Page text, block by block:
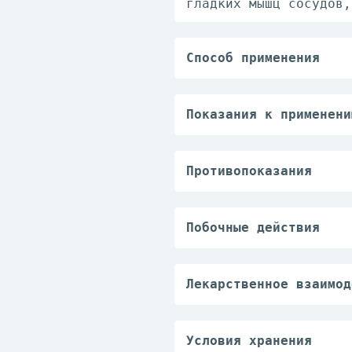
гладких мышц
Способ применения
препарата.
Показания к
Противопоказания
Побочные действия
Со стороны ЦНС:
Лекарственное
другими α1-
Условия хранения